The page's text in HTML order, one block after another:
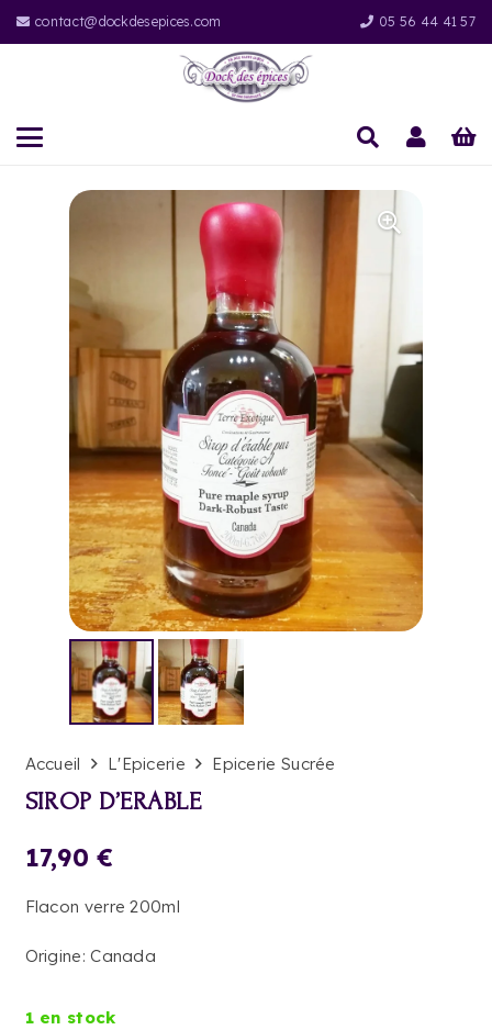
contact@dockdesepices.com 05 56 44 41 57
Accueil L'Epicerie Epicerie Sucrée
SIROP D’ERABLE
17,90€
Flacon verre 200ml
Origine: Canada
1 en stock